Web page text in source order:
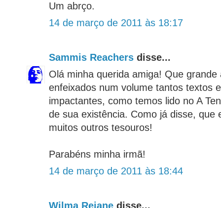
Um abrço.
14 de março de 2011 às 18:17
Sammis Reachers disse...
Olá minha querida amiga! Que
enfeixados num volume tantos textos
impactantes, como temos lido no A
de sua existência. Como já disse, que
muitos outros tesouros!
Parabéns minha irmã!
14 de março de 2011 às 18:44
Wilma Rejane disse...